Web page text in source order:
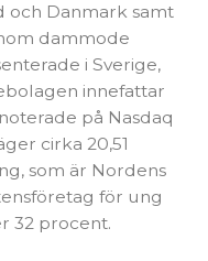
och Danmark samt
dammode
i Sverige,
innefattar
på Nasdaq
cirka 20,51
som är Nordens
för ung
32 procent.